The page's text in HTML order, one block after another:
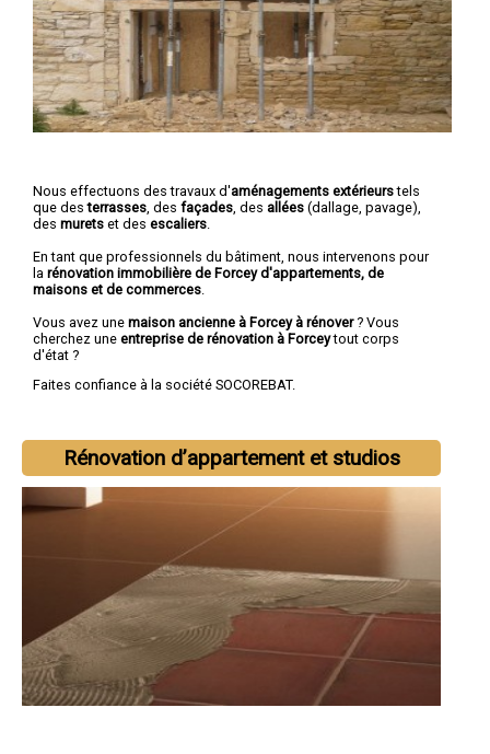
Nous effectuons des travaux d'aménagements extérieurstels
que desterrasses , des façades , des allées (dallage, pavage),
des murets et des escaliers
En tant que professionnels du bâtiment, nous intervenons pour
la rénovation immobilière de Forcey d'appartements, de
maisons et de commerces
Vous avez une maison ancienne à Forcey à rénover? Vous
cherchez une entreprise de rénovation à Forceytout corps
d'état ?
Faites confiance à la société SOCOREBAT.
Rénovation d’appartement et studios